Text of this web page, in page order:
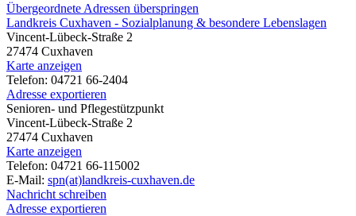
Übergeordnete Adressen überspringen
Landkreis Cuxhaven - Sozialplanung & besondere Lebenslagen
Vincent-Lübeck-Straße 2
27474 Cuxhaven
Karte anzeigen
Telefon: 04721 66-2404
Adresse exportieren
Senioren- und Pflegestützpunkt
Vincent-Lübeck-Straße 2
27474 Cuxhaven
Karte anzeigen
Telefon: 04721 66-115002
E-Mail: spn(at)landkreis-cuxhaven.de
Nachricht schreiben
Adresse exportieren